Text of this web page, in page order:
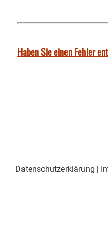
Haben Sie einen Fehler
Datenschutzerklärung |